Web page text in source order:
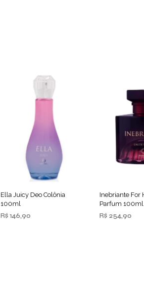
Ella Juicy Deo Colônia
100ml
R$ 146,90
Inebriante For
Parfum 100ml
R$ 254,90